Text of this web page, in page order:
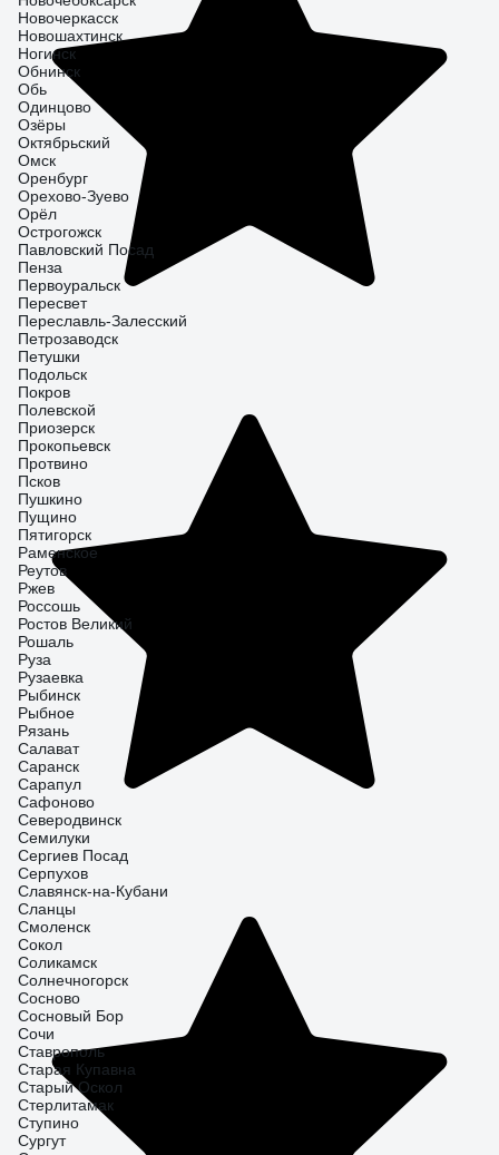
Новочеркасск
Новошахтинск
Ногинск
Обнинск
Обь
Одинцово
Озёры
Октябрьский
Омск
Оренбург
Орехово-Зуево
Орёл
Острогожск
Павловский Посад
Пенза
Первоуральск
Пересвет
Переславль-Залесский
Петрозаводск
Петушки
Подольск
Покров
Полевской
Приозерск
Прокопьевск
Протвино
Псков
Пушкино
Пущино
Пятигорск
Раменское
Реутов
Ржев
Россошь
Ростов Великий
Рошаль
Руза
Рузаевка
Рыбинск
Рыбное
Рязань
Салават
Саранск
Сарапул
Сафоново
Северодвинск
Семилуки
Сергиев Посад
Серпухов
Славянск-на-Кубани
Сланцы
Смоленск
Сокол
Соликамск
Солнечногорск
Сосново
Сосновый Бор
Сочи
Ставрополь
Старая Купавна
Старый Оскол
Стерлитамак
Ступино
Сургут